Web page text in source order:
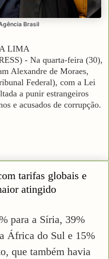
Brasil
LIMA
- Na quarta-feira (30),
Alexandre de Moraes,
Federal), com a Lei
a punir estrangeiros
e acusados de corrupção.
tarifas globais e
atingido
para a Síria, 39%
África do Sul e 15%
que também havia